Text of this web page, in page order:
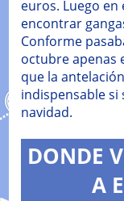
euros. Luego en
encontrar
Conforme
octubre apenas
que la
indispensable si
navidad.
DONDE
A